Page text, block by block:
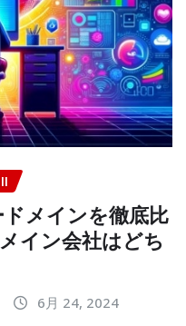
メインを徹底比
イン会社はどち
6月 24, 2024